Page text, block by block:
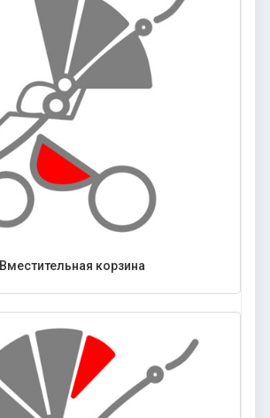
Вместительная корзина